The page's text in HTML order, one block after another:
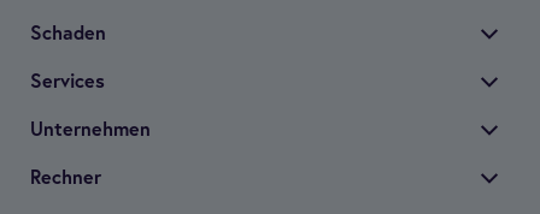
Scha­den
Ser­vices
Unter­neh­men
Rech­ner